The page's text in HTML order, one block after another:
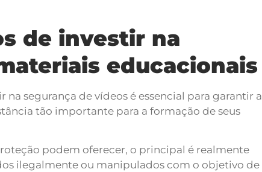
de investir na
educacionais
segurança de vídeos é essencial para garantir a
tão importante para a formação de seus
podem oferecer, o principal é realmente
ilegalmente ou manipulados com o objetivo de